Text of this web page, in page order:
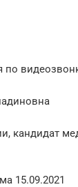
по
кандидат
15.09.2021